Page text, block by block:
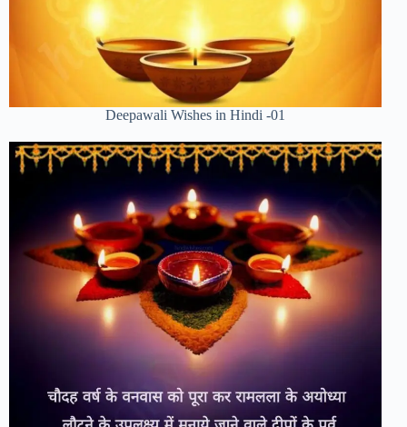
Deepawali Wishes in Hindi -01